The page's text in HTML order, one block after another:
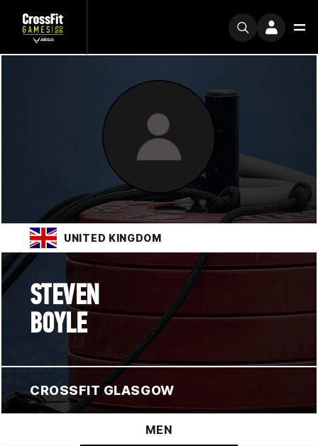
UNITED KINGDOM
STEVEN
BOYLE
CROSSFIT GLASGOW
MEN